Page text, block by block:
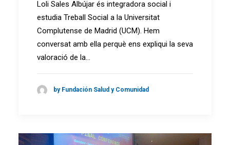
Loli Sales Albújar és integradora social i
estudia Treball Social a la Universitat
Complutense de Madrid (UCM). Hem
conversat amb ella perquè ens expliqui la seva
valoració de la…
by Fundación Salud y Comunidad